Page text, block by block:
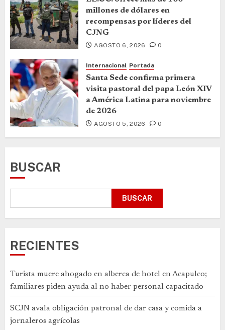
millones de dólares en
recompensas por líderes del
CJNG
AGOSTO 6, 2026 0
Internacional Portada
Santa Sede confirma primera
visita pastoral del papa León XIV
a América Latina para noviembre
de 2026
AGOSTO 5, 2026 0
BUSCAR
BUSCAR
RECIENTES
Turista muere ahogado en alberca de hotel en Acapulco;
familiares piden ayuda al no haber personal capacitado
SCJN avala obligación patronal de dar casa y comida a
jornaleros agrícolas